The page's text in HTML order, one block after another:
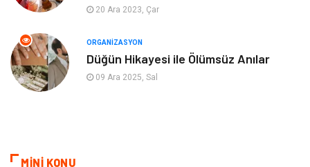
20 Ara 2023, Çar
ORGANIZASYON
Düğün Hikayesi ile Ölümsüz Anılar
09 Ara 2025, Sal
MİNİ KONU